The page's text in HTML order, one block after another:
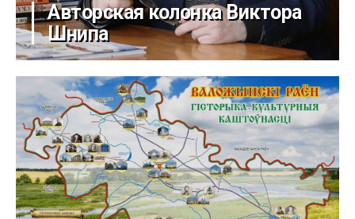
Авторская колонка Виктора
Шнипа